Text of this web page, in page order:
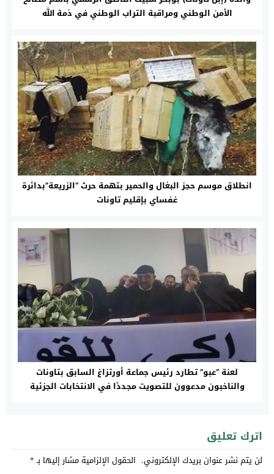
الأمن الوطني ومراقبة التراب الوطني في ذمة الله
انطلاق موسم حجز البغال والحمير بتهمة حرث “الزريعة”بدائرة
غفساي بإقليم تاونات
لعنة “عبو” تطارد رئيس جماعة أورتزاغ السابق بتاونات
والناخبون مدعوون للتصويت مجددًا في الانتخابات الجزئية
اترك تعليق
لن يتم نشر عنوان بريدك الإلكتروني. الحقول الإلزامية مشار إليها بـ*